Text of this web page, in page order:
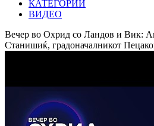
КАТЕГОРИИ
ВИДЕО
Вечер во Охрид со Ландов и Вик:
Станишиќ, градоначалникот